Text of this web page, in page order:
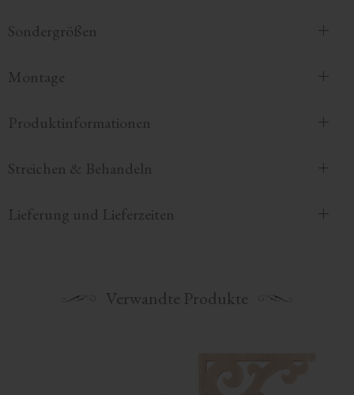
Sondergrößen
Montage
Produktinformationen
Streichen & Behandeln
Lieferung und Lieferzeiten
Verwandte Produkte